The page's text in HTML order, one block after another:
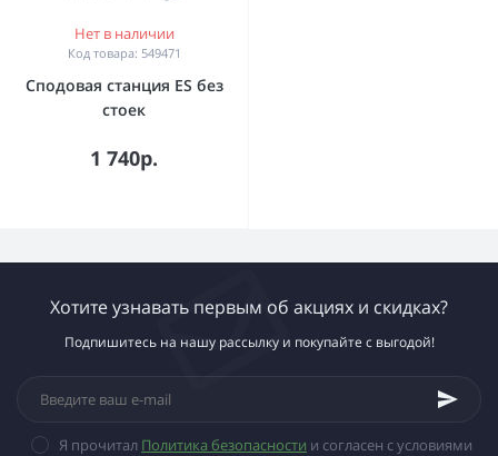
Нет в наличии
Код товара: 549471
Сподовая станция ES без
стоек
1 740р.
Хотите узнавать первым об акциях и скидках?
Подпишитесь на нашу рассылку и покупайте с выгодой!
Я прочитал Политика безопасности и согласен с условиями